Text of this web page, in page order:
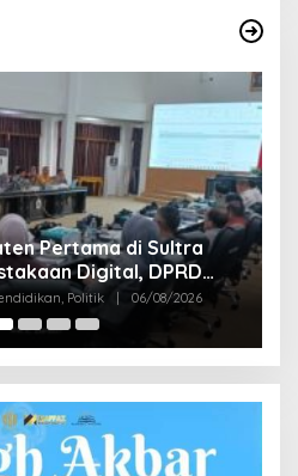
Pertama di Sultra
Digital, DPRD
JutaPolitik | 06/08/2026